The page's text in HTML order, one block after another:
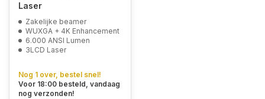
Laser
Zakelijke beamer
WUXGA + 4K Enhancement
6.000 ANSI Lumen
3LCD Laser
Nog 1 over, bestel snel!
Voor 18:00 besteld, vandaag
nog verzonden!